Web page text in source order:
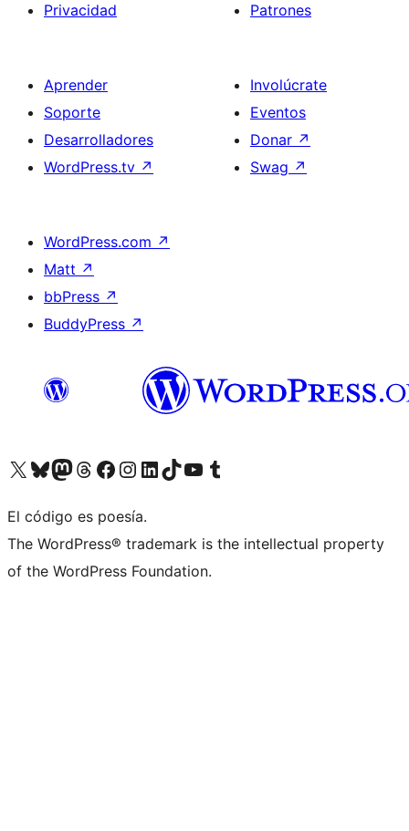
Privacidad
Patrones
Aprender
Soporte
Desarrolladores
WordPress.tv ↗
Involúcrate
Eventos
Donar ↗
Swag ↗
WordPress.com ↗
Matt ↗
bbPress ↗
BuddyPress ↗
Visita nuestra cuenta de X (anteriormente Twitter)
Visita nuestra cuenta de Bluesky
Visita nuestra cuenta de Mastodon
Visita nuestra cuenta de Threads
Visita nuestra página de Facebook
Visita nuestra cuenta de Instagram
Visita nuestra cuenta de LinkedIn
Visita nuestra cuenta de TikTok
Visita nuestro canal de YouTube
Visita nuestra cuenta de Tumblr
El código es poesía.
The WordPress® trademark is the intellectual property
of the WordPress Foundation.